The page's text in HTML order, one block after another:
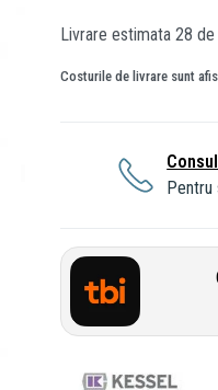
Livrare estimata 28 de
Costurile de livrare sunt
Pentru